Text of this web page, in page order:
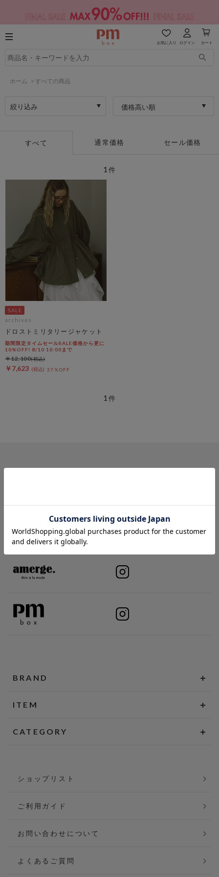
お気に入り ログイン カート
ホーム > すべての商品
絞り込み 価格高い順
すべて 通常価格 セール価格
1 件
archives
ドロストミリタリージャケット
期間限定タイムセールSALE価格から更に
10%OFF! 8/10 10:00まで
￥7,623 37％OFF
￥12,100
1 件
BRAND
ITEM
CATEGORY
ショップリスト
ご利用ガイド
お問い合わせについて
よくあるご質問